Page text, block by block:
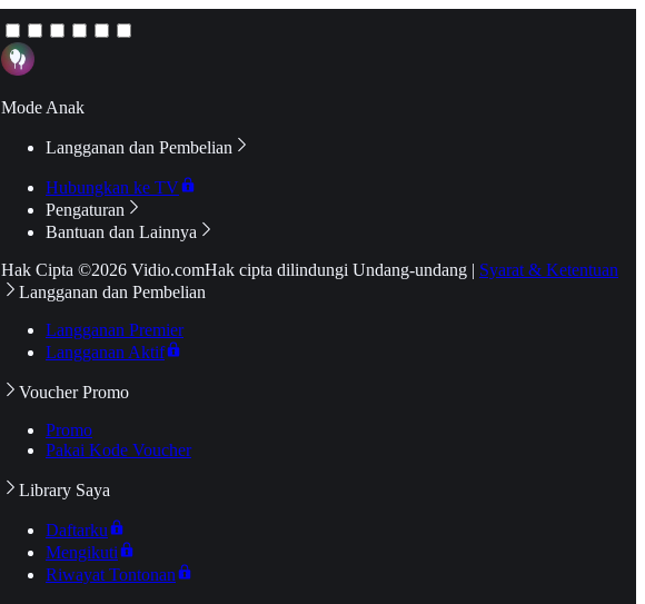
Mode Anak
Langganan dan Pembelian
Hubungkan ke TV
Pengaturan
Bantuan dan Lainnya
Hak Cipta ©2026 Vidio.comHak cipta dilindungi Undang-undang | Syarat & Ketentuan
Langganan dan Pembelian
Langganan Premier
Langganan Aktif
Voucher Promo
Promo
Pakai Kode Voucher
Library Saya
Daftarku
Mengikuti
Riwayat Tontonan